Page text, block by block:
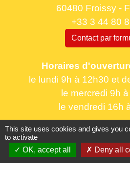
60480 Froissy -
+33 3 44 80
Contact par
Horaires
le lundi 9h à 12h30 et
le mercredi 9h
le vendredi 16h
This site uses cookies and gives you
to activate
OK, accept all
Deny all